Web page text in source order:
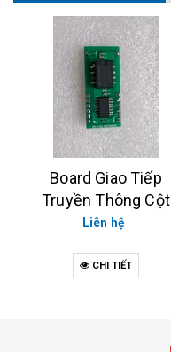
Board Giao Tiếp
Truyền Thông Cột
Bơm TATSUNO XE,
Liên hệ
CHI TIẾT